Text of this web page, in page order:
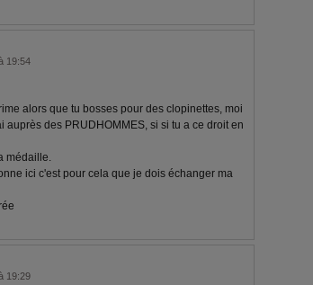
19:54
alors que tu bosses pour des clopinettes, moi
auprès des PRUDHOMMES, si si tu a ce droit en
médaille.
ici c'est pour cela que je dois échanger ma
19:29